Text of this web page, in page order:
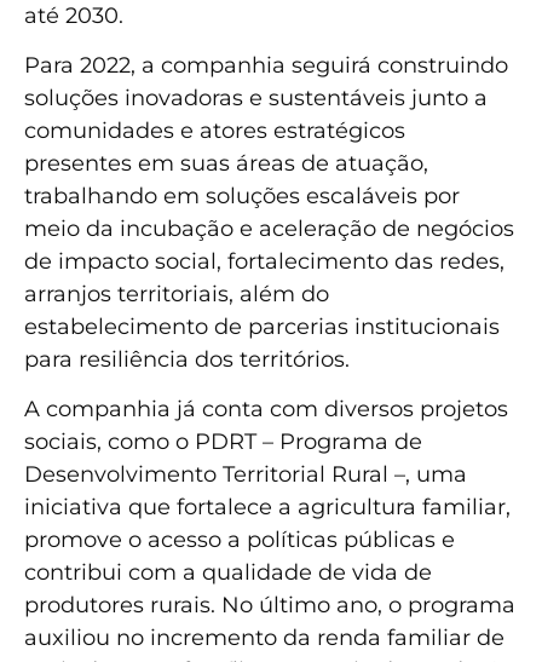
até 2030.
Para 2022, a companhia seguirá construindo
soluções inovadoras e sustentáveis junto a
comunidades e atores estratégicos
presentes em suas áreas de atuação,
trabalhando em soluções escaláveis por
meio da incubação e aceleração de negócios
de impacto social, fortalecimento das redes,
arranjos territoriais, além do
estabelecimento de parcerias institucionais
para resiliência dos territórios.
A companhia já conta com diversos projetos
sociais, como o PDRT – Programa de
Desenvolvimento Territorial Rural –, uma
iniciativa que fortalece a agricultura familiar,
promove o acesso a políticas públicas e
contribui com a qualidade de vida de
produtores rurais. No último ano, o programa
auxiliou no incremento da renda familiar de